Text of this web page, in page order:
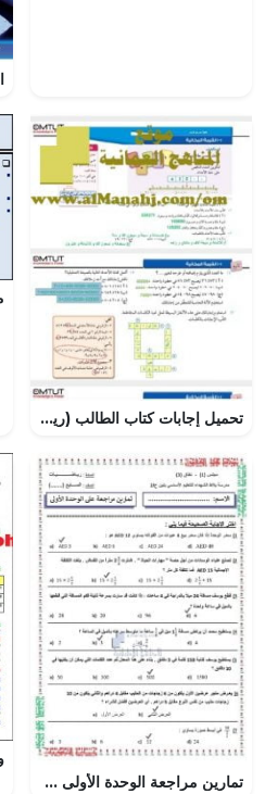
تحميل إجابات كتاب الطالب (رياضيات) الخامس
تمارين مراجعة الوحدة الأولى مع الحل, (رياضيات) السابع